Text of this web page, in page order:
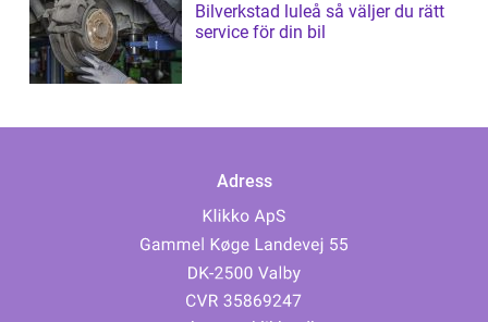
Bilverkstad luleå så väljer du rätt
service för din bil
Adress